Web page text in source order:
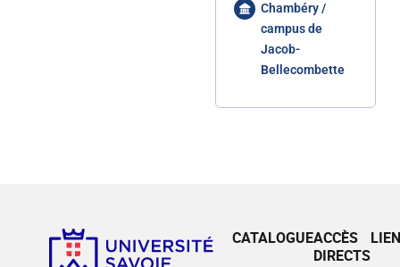
Chambéry /
campus de
Jacob-
Bellecombette
CATALOGUEACCÈS
DIRECTS